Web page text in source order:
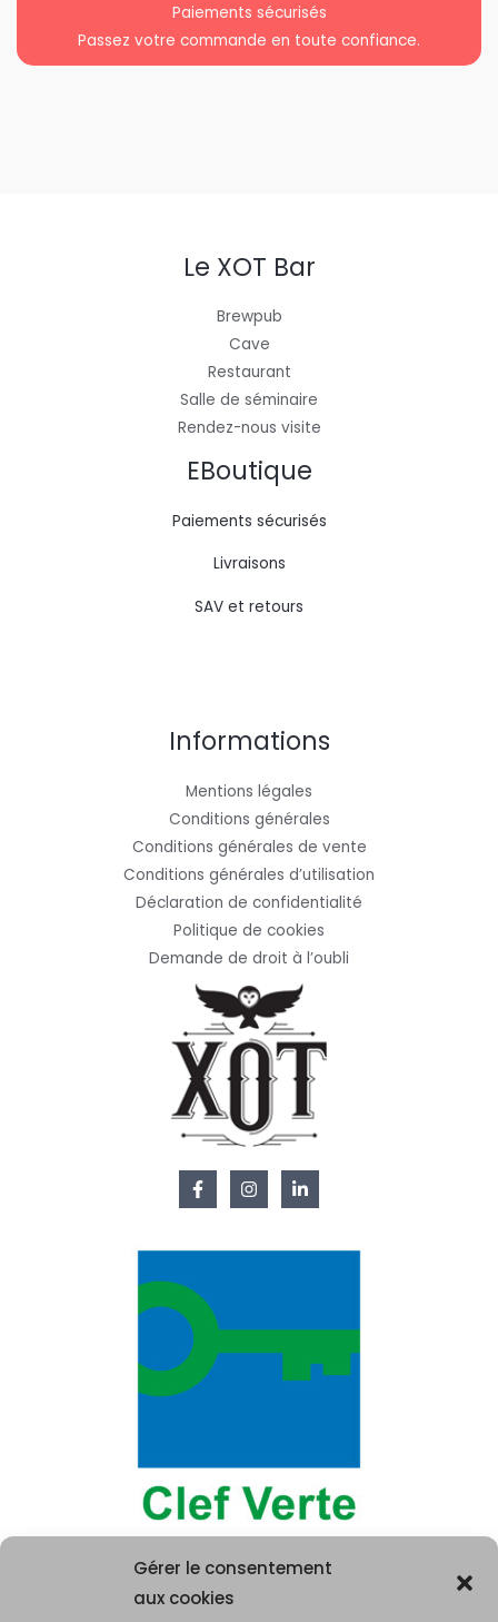
Gérer le consentement
aux cookies
Paiements sécurisés
Passez votre commande en toute confiance.
Le XOT Bar
Brewpub
Cave
Restaurant
Salle de séminaire
Rendez-nous visite
EBoutique
Paiements sécurisés
Livraisons
SAV et retours
Informations
Mentions légales
Conditions générales
Conditions générales de vente
Conditions générales d’utilisation
Déclaration de confidentialité
Politique de cookies
Demande de droit à l’oubli